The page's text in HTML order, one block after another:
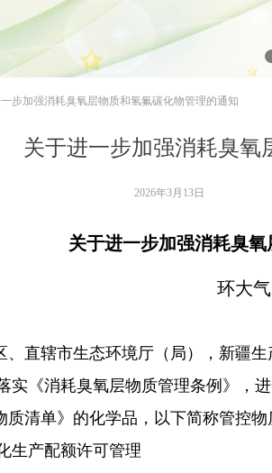
关于进一步加强消耗臭氧
步加强消耗臭氧层物质和氢氟碳化物管理的通知
关于进一步加强消耗臭
环大
、直辖市生态环境厅（局），新疆生
消耗臭氧层物质管理条例》，进
质清单》的化学品，以下简称管控
生产配额许可管理
2026年3月13日